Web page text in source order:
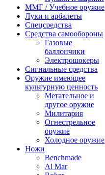
ММГ / Учебное оружие
Луки и арбалеты
Спецсредства
Средства самообороны
Газовые
баллончики
Электрошокеры
Сигнальные средства
Оружие имеющее
культурную ценность
Метательное и
другое оружие
Милитария
Огнестрельное
оружие
Холодное оружие
Ножи
Benchmade
Al Mar